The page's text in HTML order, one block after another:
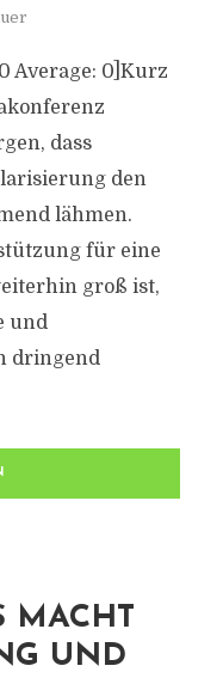
Average: 0]Kurz
dass
den
lähmen.
für eine
groß ist,
und
dringend
MACHT
UND